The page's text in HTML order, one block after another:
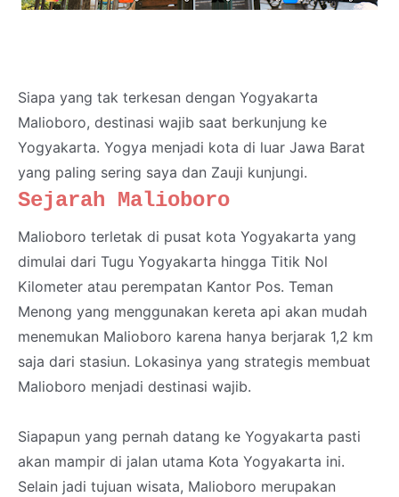
Siapa yang tak terkesan dengan Yogyakarta
Malioboro, destinasi wajib saat berkunjung ke
Yogyakarta. Yogya menjadi kota di luar Jawa Barat
yang paling sering saya dan Zauji kunjungi.
Sejarah Malioboro
Malioboro terletak di pusat kota Yogyakarta yang
dimulai dari Tugu Yogyakarta hingga Titik Nol
Kilometer atau perempatan Kantor Pos. Teman
Menong yang menggunakan kereta api akan mudah
menemukan Malioboro karena hanya berjarak 1,2 km
saja dari stasiun. Lokasinya yang strategis membuat
Malioboro menjadi destinasi wajib.
Siapapun yang pernah datang ke Yogyakarta pasti
akan mampir di jalan utama Kota Yogyakarta ini.
Selain jadi tujuan wisata, Malioboro merupakan